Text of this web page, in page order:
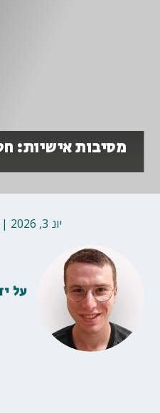
מסיבות אישיות:
יונ 3, 2026 |
על